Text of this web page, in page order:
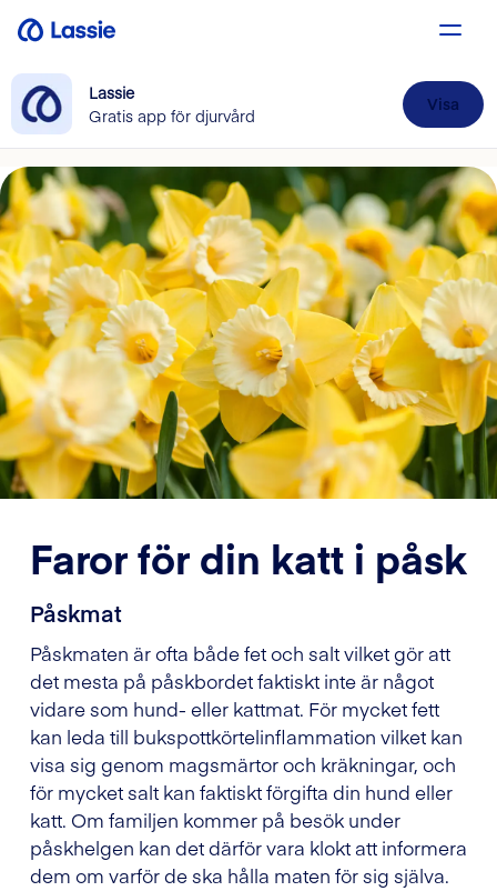
Lassie
Gratis app för djurvård
Visa
Faror för din katt i påsk
Påskmat
Påskmaten är ofta både fet och salt vilket gör att
det mesta på påskbordet faktiskt inte är något
vidare som hund- eller kattmat. För mycket fett
kan leda till bukspottkörtelinflammation vilket kan
visa sig genom magsmärtor och kräkningar, och
för mycket salt kan faktiskt förgifta din hund eller
katt. Om familjen kommer på besök under
påskhelgen kan det därför vara klokt att informera
dem om varför de ska hålla maten för sig själva.